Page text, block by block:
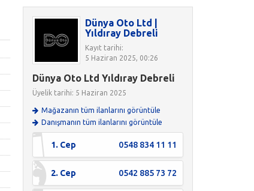
Dünya Oto Ltd |
Yıldıray Debreli
Kayıt tarihi:
5 Haziran 2025, 00:26
Dünya Oto Ltd Yıldıray Debreli
Üyelik tarihi: 5 Haziran 2025
Mağazanın tüm ilanlarını görüntüle
Danışmanın tüm ilanlarını görüntüle
1. Cep 0548 834 11 11
2. Cep 0542 885 73 72